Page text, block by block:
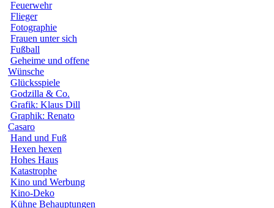
Feuerwehr
Flieger
Fotographie
Frauen unter sich
Fußball
Geheime und offene
Wünsche
Glücksspiele
Godzilla & Co.
Grafik: Klaus Dill
Graphik: Renato
Casaro
Hand und Fuß
Hexen hexen
Hohes Haus
Katastrophe
Kino und Werbung
Kino-Deko
Kühne Behauptungen